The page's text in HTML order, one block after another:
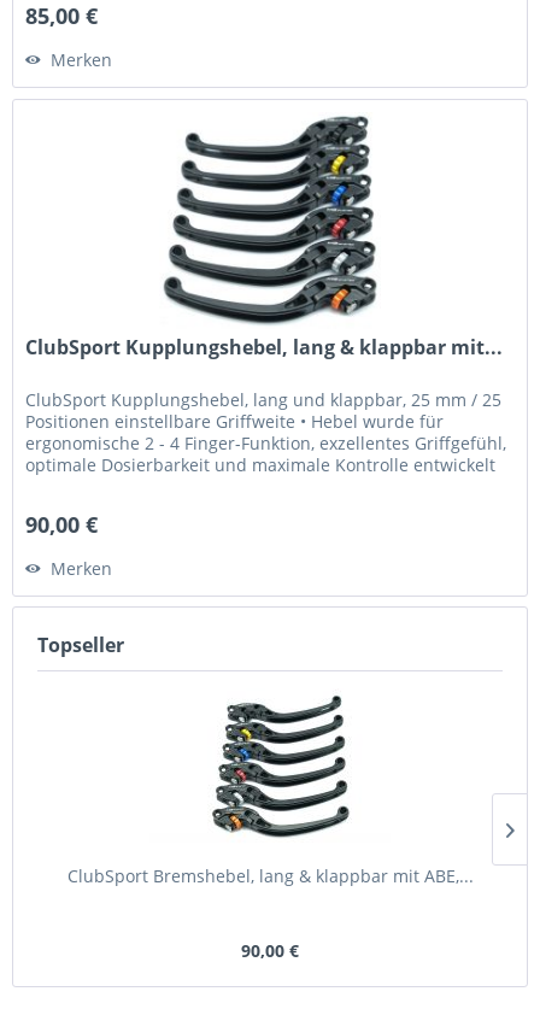
85,00 €
Merken
ClubSport Kupplungshebel, lang & klappbar mit...
ClubSport Kupplungshebel, lang und klappbar, 25 mm / 25
Positionen einstellbare Griffweite • Hebel wurde für
ergonomische 2 - 4 Finger-Funktion, exzellentes Griffgefühl,
optimale Dosierbarkeit und maximale Kontrolle entwickelt
90,00 €
Merken
Topseller
ClubSport Bremshebel, lang & klappbar mit ABE,...
90,00 €